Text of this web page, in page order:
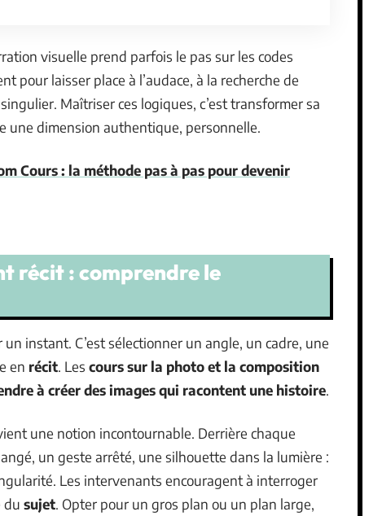
visuelle prend parfois le pas sur les codes
pour laisser place à l’audace, à la recherche de
Maîtriser ces logiques, c’est transformer sa
une dimension authentique, personnelle.
Cours : la méthode pas à pas pour devenir
récit : comprendre le
instant. C’est sélectionner un angle, un cadre, une
en récit. Les cours sur la photo et la composition
à créer des images qui racontent une histoire.
une notion incontournable. Derrière chaque
un geste arrêté, une silhouette dans la lumière :
Les intervenants encouragent à interroger
du sujet. Opter pour un gros plan ou un plan large,